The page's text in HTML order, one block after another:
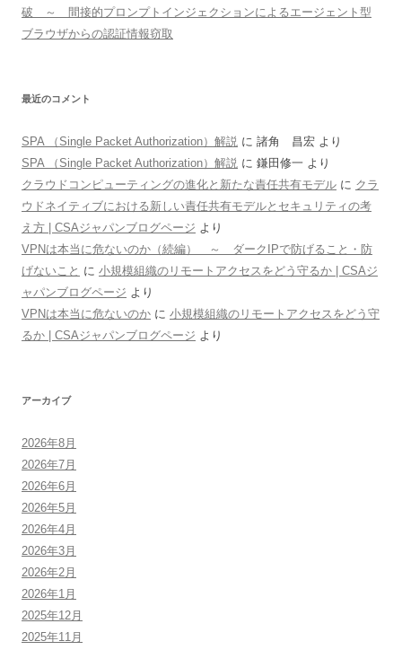
破 ～ 間接的プロンプトインジェクションによるエージェント型
ブラウザからの認証情報窃取
最近のコメント
SPA （Single Packet Authorization）解説 に 諸角 昌宏 より
SPA （Single Packet Authorization）解説 に 鎌田修一 より
クラウドコンピューティングの進化と新たな責任共有モデル に クラ
ウドネイティブにおける新しい責任共有モデルとセキュリティの考
え方 | CSAジャパンブログページ より
VPNは本当に危ないのか（続編） ～ ダークIPで防げること・防
げないこと に 小規模組織のリモートアクセスをどう守るか | CSAジ
ャパンブログページ より
VPNは本当に危ないのか に 小規模組織のリモートアクセスをどう守
るか | CSAジャパンブログページ より
アーカイブ
2026年8月
2026年7月
2026年6月
2026年5月
2026年4月
2026年3月
2026年2月
2026年1月
2025年12月
2025年11月